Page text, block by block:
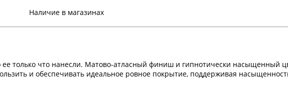
Наличие в магазинах
ее только что нанесли. Матово-атласный финиш и гипнотически насыщенный
и обеспечивать идеальное ровное покрытие, поддерживая